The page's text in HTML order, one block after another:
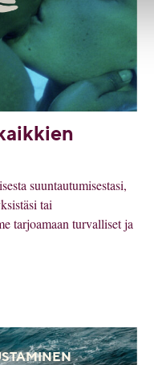
suuntautumisestasi,
tai
tarjoamaan turvalliset ja